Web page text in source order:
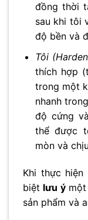
đồng thời
sau khi tôi
độ bền và
Tôi
thích hợp
trong một
nhanh
độ cứng
thể được
mòn và
Khi thực hiện
biệt lưu ýmột
sản phẩm và